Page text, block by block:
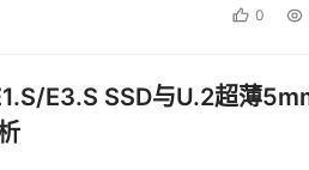
0
E3.S SSD与U.2超薄